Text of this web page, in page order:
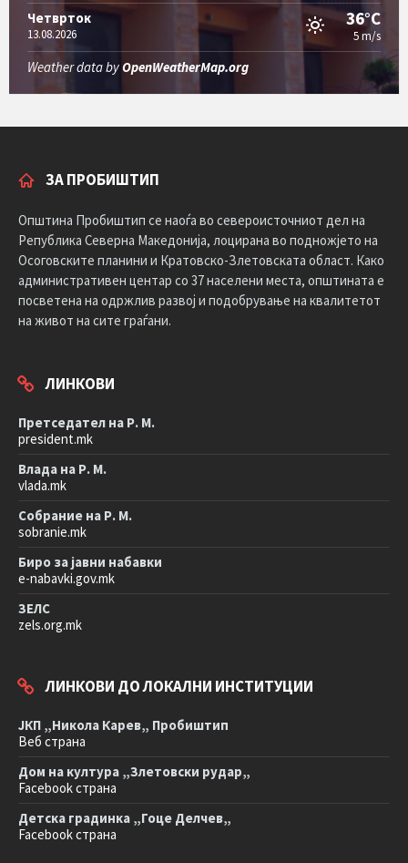
Четврток
13.08.2026
36°C
5 m/s
Weather data byOpenWeatherMap.org
ЗА ПРОБИШТИП
Општина Пробиштип се наоѓа во североисточниот дел на
Република Северна Македонија, лоцирана во подножјето на
Осоговските планини и Кратовско-Злетовската област. Како
административен центар со 37 населени места, општината е
посветена на одржлив развој и подобрување на квалитетот
на живот на сите граѓани.
ЛИНКОВИ
Претседател на Р. М.
president.mk
Влада на Р. М.
vlada.mk
Собрание на Р. М.
sobranie.mk
Биро за јавни набавки
e-nabavki.gov.mk
ЗЕЛС
zels.org.mk
ЛИНКОВИ ДО ЛОКАЛНИ ИНСТИТУЦИИ
ЈКП „Никола Карев„ Пробиштип
Веб страна
Дом на култура „Злетовски рудар„
Facebook страна
Детска градинка „Гоце Делчев„
Facebook страна